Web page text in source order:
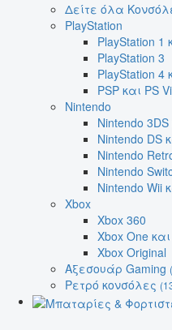
Δείτε όλα
PlayStation
PlayStation 1
PlayStation 3
PlayStation 4
PSP και PS
Nintendo
Nintendo
Nintendo DS
Nintendo
Nintendo
Nintendo Wii
Xbox
Xbox 360
Xbox One
Xbox Original
Αξεσουάρ Gaming
Ρετρό κονσόλες